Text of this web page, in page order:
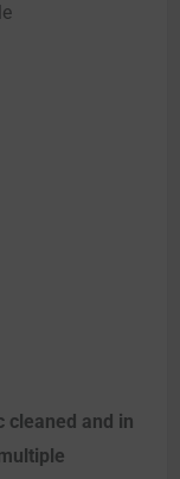
cleaned and in